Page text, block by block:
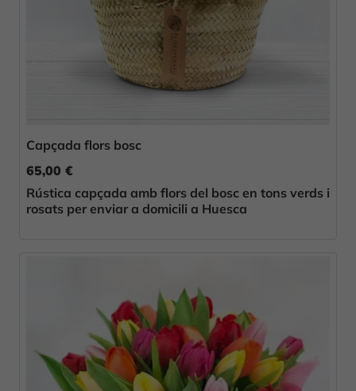
Capçada flors bosc
65,00 €
Rústica capçada amb flors del bosc en tons verds i
rosats per enviar a domicili a Huesca